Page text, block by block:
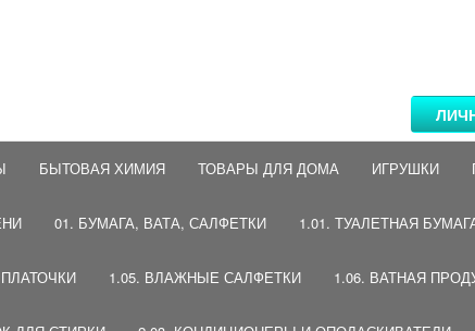
БЫТОВАЯ ХИМИЯ ТОВАРЫ ДЛЯ ДОМА ИГРУШКИ
01. БУМАГА, ВАТА, САЛФЕТКИ 1.01. ТУАЛЕТНАЯ
1.05. ВЛАЖНЫЕ САЛФЕТКИ 1.06. ВАТНАЯ